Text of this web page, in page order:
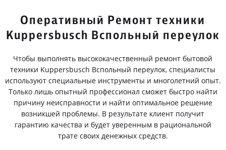
Оперативный Ремонт техники
Kuppersbusch Вспольный переулок
Чтобы выполнять высококачественный ремонт бытовой
техники Kuppersbusch Вспольный переулок, специалисты
используют специальные инструменты и многолетний опыт.
Только лишь опытный профессионал сможет быстро найти
причину неисправности и найти оптимальное решение
возникшей проблемы. В результате клиент получит
гарантию качества и будет уверенным в рациональной
трате своих денежных средств.